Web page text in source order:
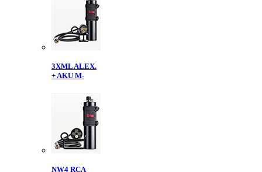
3XML ALEX.
+ AKU M-
NW4 RCA